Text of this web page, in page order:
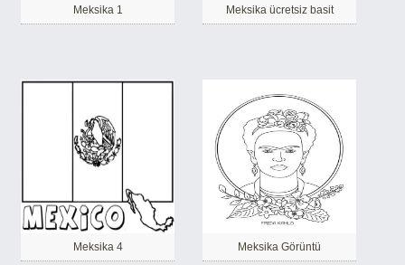
Meksika 1 Meksika ücretsiz basit
Meksika 4 Meksika Görüntü